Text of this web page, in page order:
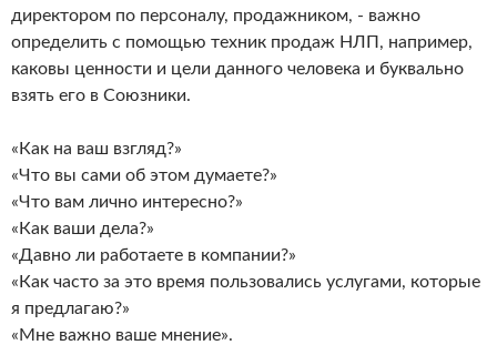
директором по персоналу, продажником, - важно
определить с помощью техник продаж НЛП, например,
каковы ценности и цели данного человека и буквально
взять его в Союзники.
«Как на ваш взгляд?»
«Что вы сами об этом думаете?»
«Что вам лично интересно?»
«Как ваши дела?»
«Давно ли работаете в компании?»
«Как часто за это время пользовались услугами, которые
я предлагаю?»
«Мне важно ваше мнение».